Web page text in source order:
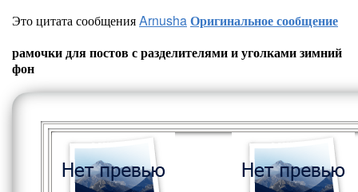
Это цитата сообщенияArnushaОригинальное сообщение
рамочки для постов с разделителями и уголками зимний
фон